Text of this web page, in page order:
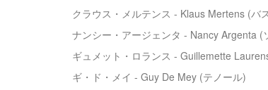
クラウス・メルテンス - Klaus Mertens (バ
ナンシー・アージェンタ - Nancy Argenta (
ギュメット・ロランス - Guillemette
ギ・ド・メイ - Guy De Mey (テノール)